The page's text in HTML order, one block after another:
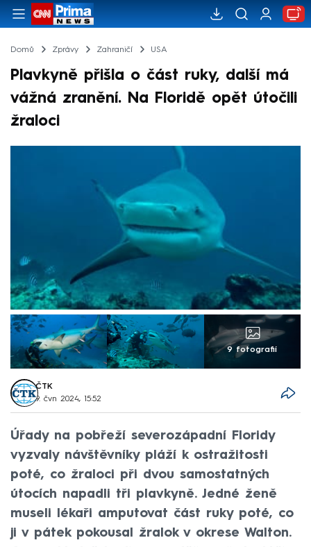
Domů Zprávy Zahraničí USA
Plavkyně přišla o část ruky, další má
vážná zranění. Na Floridě opět útočili
žraloci
9 fotografií
ČTK
9. čvn 2024, 15:52
Úřady na pobřeží severozápadní Floridy
vyzvaly návštěvníky pláží k ostražitosti
poté, co žraloci při dvou samostatných
útocích napadli tři plavkyně. Jedné ženě
museli lékaři amputovat část ruky poté, co
ji v pátek pokousal žralok v okrese Walton.